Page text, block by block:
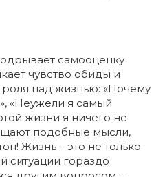
самооценку
чувство обиды и
над жизнью: «Почему
«Неужели я самый
жизни я ничего не
подобные мысли,
Жизнь – это не только
ситуации гораздо